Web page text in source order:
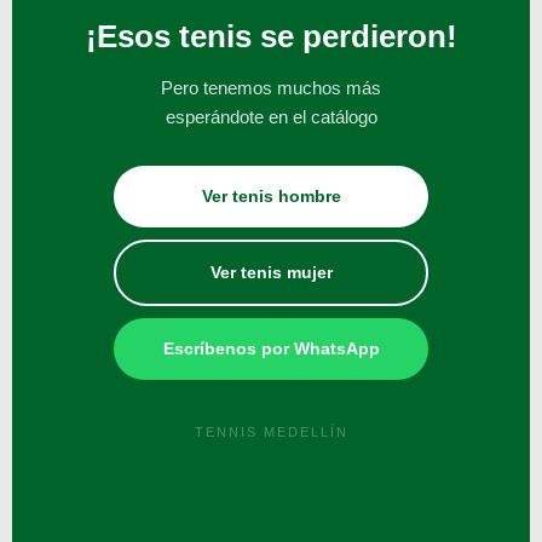
¡Esos tenis se perdieron!
Pero tenemos muchos más
esperándote en el catálogo
Ver tenis hombre
Ver tenis mujer
Escríbenos por WhatsApp
TENNIS MEDELLÍN